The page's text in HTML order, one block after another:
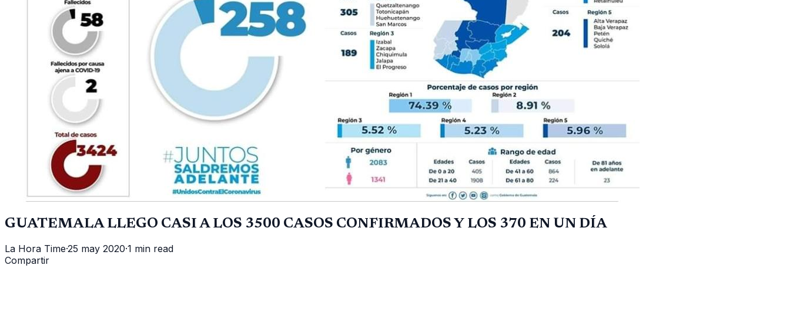
GUATEMALA LLEGO CASI A LOS 3500 CASOS CONFIRMADOS Y LOS 370 EN UN DÍA
La Hora Time·25 may 2020·1 min read
Compartir